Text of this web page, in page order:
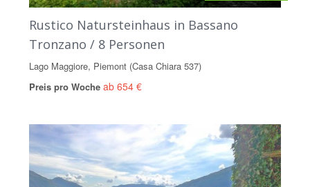
Rustico Natursteinhaus in Bassano
Tronzano / 8 Personen
Lago Maggiore, Piemont (Casa Chiara 537)
Preis pro Woche ab 654 €